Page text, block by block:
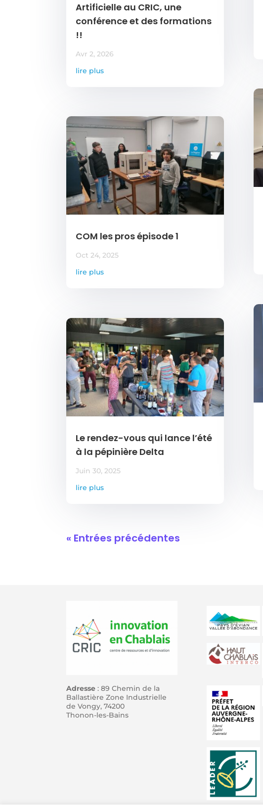
Artificielle au CRIC, une
conférence et des formations
!!
Avr 2, 2026
lire plus
COM les pros épisode 1
Oct 24, 2025
lire plus
Le rendez-vous qui lance l’été
à la pépinière Delta
Juin 30, 2025
lire plus
« Entrées précédentes
Adresse : 89 Chemin de la
Ballastière Zone Industrielle
de Vongy, 74200
Thonon-les-Bains